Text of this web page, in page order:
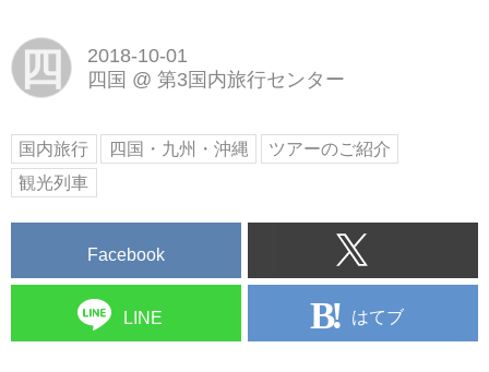
四
2018-10-01
四国 @ 第3国内旅行センター
国内旅行 四国・九州・沖縄
ツアーのご紹介
観光列車
Facebook
LINE はてブ